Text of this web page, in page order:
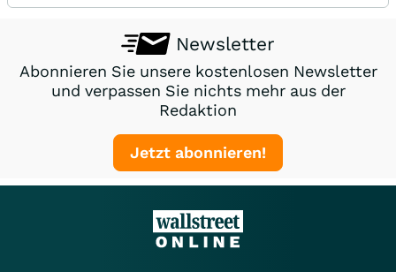
Newsletter
Abonnieren Sie unsere kostenlosen Newsletter
und verpassen Sie nichts mehr aus der
Redaktion
Jetzt abonnieren!